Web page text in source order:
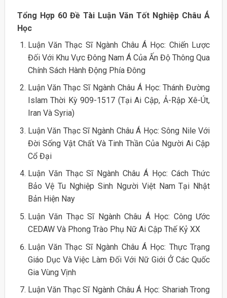
Tổng Hợp 60 Đề Tài Luận Văn Tốt Nghiệp Châu Á
Học
Luận Văn Thạc Sĩ Ngành Châu Á Học: Chiến Lược
Đối Với Khu Vực Đông Nam Á Của Ấn Độ Thông Qua
Chính Sách Hành Động Phía Đông
Luận Văn Thạc Sĩ Ngành Châu Á Học: Thánh Đường
Islam Thời Kỳ 909-1517 (Tại Ai Cập, Ả-Rập Xê-Út,
Iran Và Syria)
Luận Văn Thạc Sĩ Ngành Châu Á Học: Sông Nile Với
Đời Sống Vật Chất Và Tinh Thần Của Người Ai Cập
Cổ Đại
Luận Văn Thạc Sĩ Ngành Châu Á Học: Cách Thức
Bảo Vệ Tu Nghiệp Sinh Người Việt Nam Tại Nhật
Bản Hiện Nay
Luận Văn Thạc Sĩ Ngành Châu Á Học: Công Ước
CEDAW Và Phong Trào Phụ Nữ Ai Cập Thế Kỷ XX
Luận Văn Thạc Sĩ Ngành Châu Á Học: Thực Trạng
Giáo Dục Và Việc Làm Đối Với Nữ Giới Ở Các Quốc
Gia Vùng Vịnh
Luận Văn Thạc Sĩ Ngành Châu Á Học: Shariah Trong